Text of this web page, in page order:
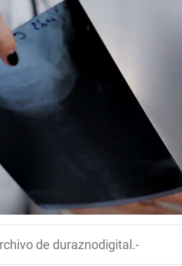
de duraznodigital.-